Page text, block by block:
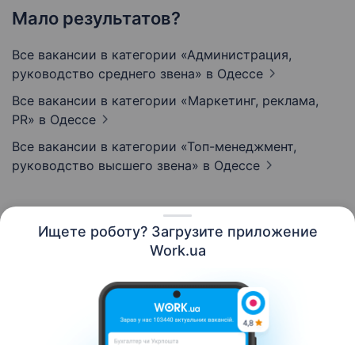
Ищете роботу? Загрузите приложение
Work.ua
Мало результатов?
Все вакансии в категории «Администрация,
руководство среднего звена» в Одессе
Все вакансии в категории «Маркетинг, реклама,
PR» в Одессе
Все вакансии в категории «Топ-менеджмент,
руководство высшего звена» в Одессе